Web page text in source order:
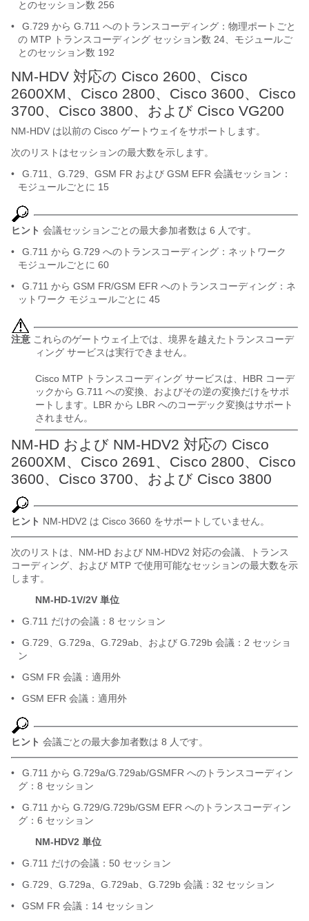
とのセッション数 256
•
G.729 から G.711 へのトランスコーディング：物理ポートごと
の MTP トランスコーディング セッション数 24、モジュールご
とのセッション数 192
NM-HDV 対応の Cisco 2600、Cisco
2600XM、Cisco 2800、Cisco 3600、Cisco
3700、Cisco 3800、および Cisco VG200
NM-HDV は以前の Cisco ゲートウェイをサポートします。
次のリストはセッションの最大数を示します。
•
G.711、G.729、GSM FR および GSM EFR 会議セッション：
モジュールごとに 15
ヒント 会議セッションごとの最大参加者数は 6 人です。
•
G.711 から G.729 へのトランスコーディング：ネットワーク
モジュールごとに 60
•
G.711 から GSM FR/GSM EFR へのトランスコーディング：ネ
ットワーク モジュールごとに 45
注意 これらのゲートウェイ上では、境界を越えたトランスコーデ
ィング サービスは実行できません。
Cisco MTP トランスコーディング サービスは、HBR コーデ
ックから G.711 への変換、およびその逆の変換だけをサポ
ートします。LBR から LBR へのコーデック変換はサポート
されません。
NM-HD および NM-HDV2 対応の Cisco
2600XM、Cisco 2691、Cisco 2800、Cisco
3600、Cisco 3700、および Cisco 3800
ヒント NM-HDV2 は Cisco 3660 をサポートしていません。
次のリストは、NM-HD および NM-HDV2 対応の会議、トランス
コーディング、および MTP で使用可能なセッションの最大数を示
します。
NM-HD-1V/2V 単位
•
G.711 だけの会議：8 セッション
•
G.729、G.729a、G.729ab、および G.729b 会議：2 セッショ
ン
•
GSM FR 会議：適用外
•
GSM EFR 会議：適用外
ヒント 会議ごとの最大参加者数は 8 人です。
•
G.711 から G.729a/G.729ab/GSMFR へのトランスコーディン
グ：8 セッション
•
G.711 から G.729/G.729b/GSM EFR へのトランスコーディン
グ：6 セッション
NM-HDV2 単位
•
G.711 だけの会議：50 セッション
•
G.729、G.729a、G.729ab、G.729b 会議：32 セッション
•
GSM FR 会議：14 セッション